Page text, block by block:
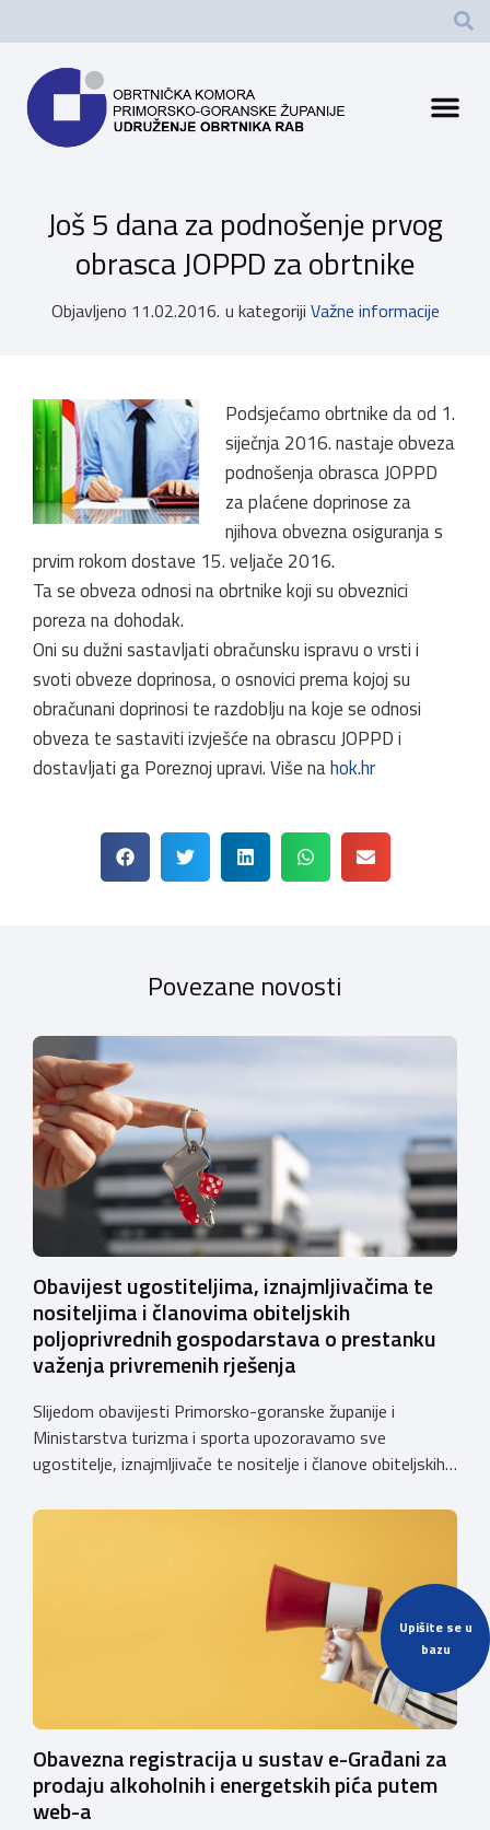
Upišite se u
bazu
Još 5 dana za podnošenje prvog
obrasca JOPPD za obrtnike
Objavljeno 11.02.2016. u kategoriji Važne informacije
Podsjećamo obrtnike da od 1.
siječnja 2016. nastaje obveza
podnošenja obrasca JOPPD
za plaćene doprinose za
njihova obvezna osiguranja s
prvim rokom dostave 15. veljače 2016.
Ta se obveza odnosi na obrtnike koji su obveznici
poreza na dohodak.
Oni su dužni sastavljati obračunsku ispravu o vrsti i
svoti obveze doprinosa, o osnovici prema kojoj su
obračunani doprinosi te razdoblju na koje se odnosi
obveza te sastaviti izvješće na obrascu JOPPD i
dostavljati ga Poreznoj upravi. Više nahok.hr
Povezane novosti
Obavijest ugostiteljima, iznajmljivačima te
nositeljima i članovima obiteljskih
poljoprivrednih gospodarstava o prestanku
važenja privremenih rješenja
Slijedom obavijesti Primorsko-goranske županije i
Ministarstva turizma i sporta upozoravamo sve
ugostitelje, iznajmljivače te nositelje i članove obiteljskih
privremenih rješenja izdanih sukladno Zakonu o
1. siječnja 2025. godine više ne mogu podnositi novi
zahtjevi za izdavanje privremenih rješenja, dok već izdana
Obavezna registracija u sustav e-Građani za
prodaju alkoholnih i energetskih pića putem
web-a